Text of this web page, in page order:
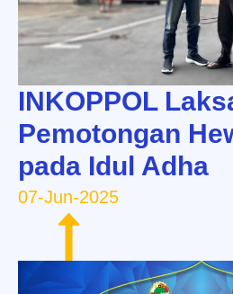
INKOPPOL
Pemotongan
pada Idul Adha
07-Jun-2025